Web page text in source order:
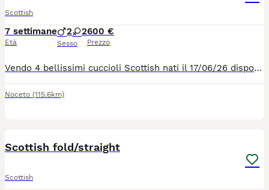
Scottish
7 settimane
Età
2 2
Sesso
600 €
Prezzo
Vendo 4 bellissimi cuccioli Scottish nati il 17/06/26 disponibili dal 20/08/26 2 maschi e due femmine … verranno ceduti dopo controllo veterinario , sverminazione e prima vaccinazione … i gattini sono visibili con possibilità già da ora di scegliere quello che più fa per voi … affrettatevi!!!
Noceto (115.6km)
Scottish fold/straight
Scottish